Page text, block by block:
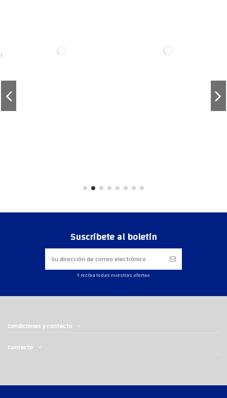
Suscríbete al boletín
Y reciba todas nuestras ofertas
Condiciones y contacto
Contacto